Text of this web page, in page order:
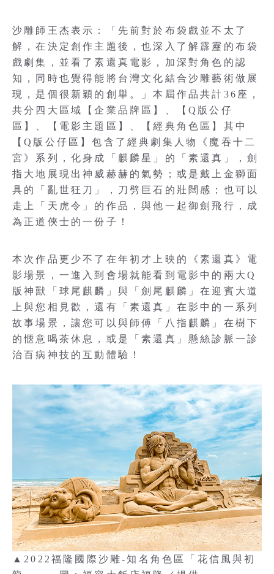
沙雕師王杰表示：「先前對於布袋戲並不太了
解，在決定創作主題後，也深入了解霹靂的布袋
戲劇集，並看了素還真電影，加深對角色的認
知，同時也覺得能將台灣文化結合沙雕藝術做展
現，是個很新穎的創舉。」本屆作品共計36座，
共分四大區域【企業品牌區】、【Q版公仔
區】、【電影主題區】、【經典角色區】其中
【Q版公仔區】包含了經典劇集人物《魔吞十二
宮》系列，化身成「麒麟星」的「素還真」，劍
指大地展現出神威赫赫的氣勢；或是戴上金獅面
具的「亂世狂刀」，刀劈巨石的壯闊感；也可以
走上「天虎令」的作品，與他一起御劍飛行，成
為正道俠士的一份子！
本次作品更少不了在年初才上映的《素還真》電
影場景，一進入到會場就能看到電影中的兩大Q
版神獸「球尾麒麟」與「劍尾麒麟」在迎賓大道
上與您相見歡，還有「素還真」在影中的一系列
故事場景，讓您可以與師傅「八指麒麟」在樹下
的愜意喝茶休息，或是「素還真」懸絲診脈一診
治百病神技的互動體驗！
▲2022福隆國際沙雕-知名角色區「花信風與初